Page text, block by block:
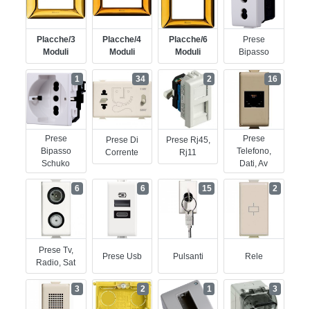
Placche/3
Moduli
Placche/4
Moduli
Placche/6
Moduli
Prese
Bipasso
Prese
Bipasso
Schuko
1
Prese Di
Corrente
34
Prese Rj45,
Rj11
2
Prese
Telefono,
Dati, Av
16
Prese Tv,
Radio, Sat
6
Prese Usb
6
Pulsanti
15
Rele
2
3 2 1 3